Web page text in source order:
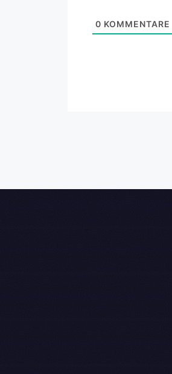
0 KOMMENTARE